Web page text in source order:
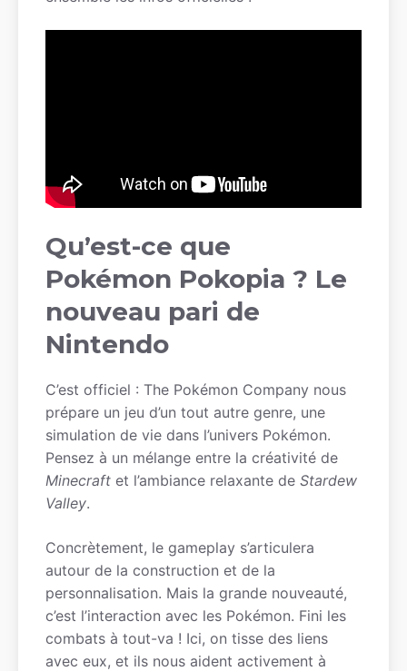
Qu’est-ce que
Pokémon Pokopia ? Le
nouveau pari de
Nintendo
C’est officiel : The Pokémon Company nous
prépare un jeu d’un tout autre genre, une
simulation de vie dans l’univers Pokémon.
Pensez à un mélange entre la créativité de
Minecraft et l’ambiance relaxante de Stardew
Valley.
Concrètement, le gameplay s’articulera
autour de la construction et de la
personnalisation. Mais la grande nouveauté,
c’est l’interaction avec les Pokémon. Fini les
combats à tout-va ! Ici, on tisse des liens
avec eux, et ils nous aident activement à